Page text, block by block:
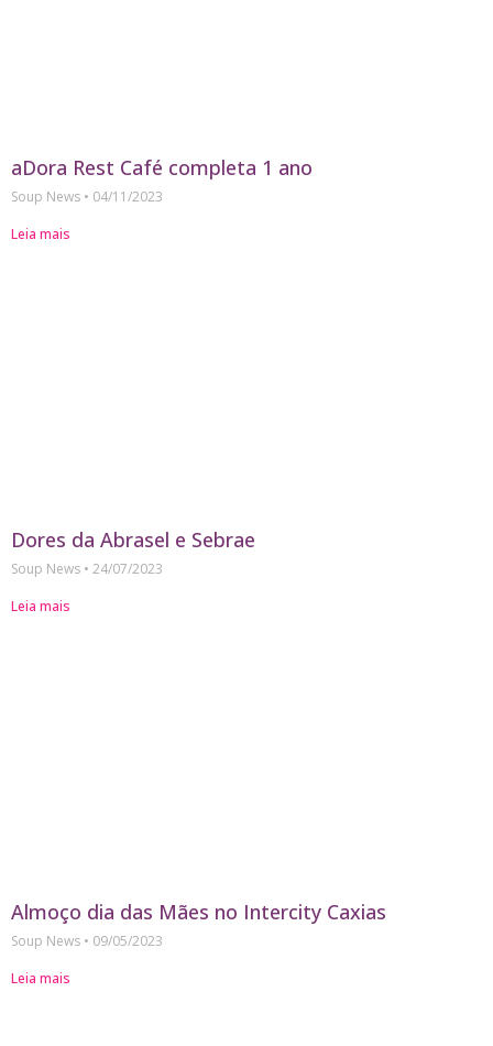
aDora Rest Café completa 1 ano
Soup News
04/11/2023
Leia mais
Dores da Abrasel e Sebrae
Soup News
24/07/2023
Leia mais
Almoço dia das Mães no Intercity Caxias
Soup News
09/05/2023
Leia mais